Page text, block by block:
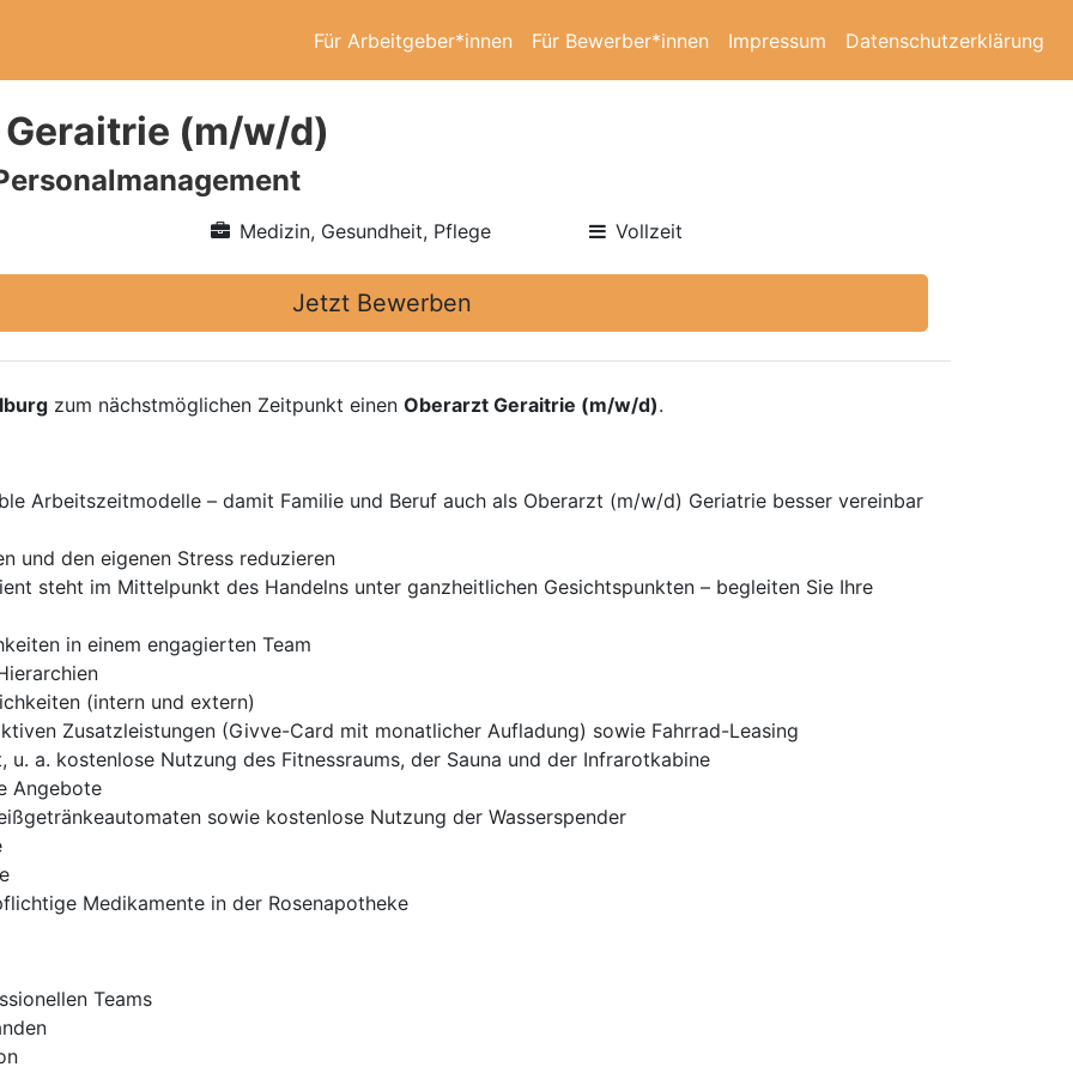
Für Arbeitgeber*innen Für Bewerber*innen Impressum Datenschutzerklärung
(m/w/d)
Medizin, Gesundheit, Pflege Vollzeit
Jetzt Bewerben
zum nächstmöglichen Zeitpunkt einen Oberarzt Geraitrie (m/w/d).
Arbeitszeitmodelle – damit Familie und Beruf auch als Oberarzt (m/w/d) Geriatrie besser vereinbar
und den eigenen Stress reduzieren
steht im Mittelpunkt des Handelns unter ganzheitlichen Gesichtspunkten – begleiten Sie Ihre
in einem engagierten Team
(intern und extern)
Zusatzleistungen (Givve-Card mit monatlicher Aufladung) sowie Fahrrad-Leasing
u. a. kostenlose Nutzung des Fitnessraums, der Sauna und der Infrarotkabine
Angebote
sowie kostenlose Nutzung der Wasserspender
Medikamente in der Rosenapotheke
Teams